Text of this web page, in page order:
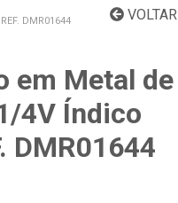
VOLTAR
DMR01644
em Metal de
4V Índico
DMR01644